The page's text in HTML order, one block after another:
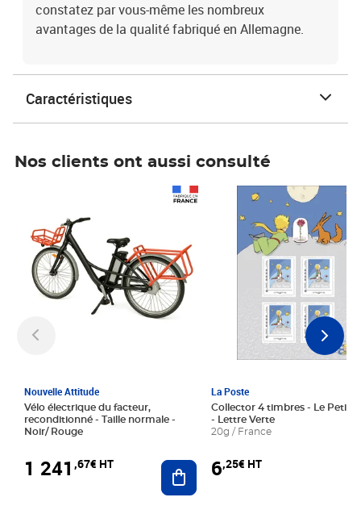
constatez par vous-même les nombreux
avantages de la qualité fabriqué en Allemagne.
Caractéristiques
Nos clients ont aussi consulté
Nouvelle Attitude
Vélo électrique du facteur,
reconditionné - Taille normale -
Noir/ Rouge
1 241 ,67€ HT Ajouter au panier
La Poste
Collector 4 timbres - Le Petit
- Lettre Verte
20g / France
6,25€ HT
Prix 6,25€ HT